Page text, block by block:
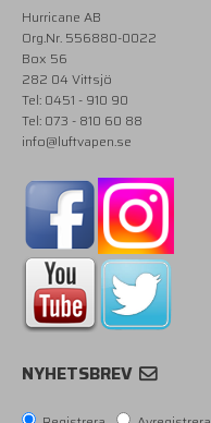
Hurricane AB
Org.Nr. 556880-0022
Box 56
282 04 Vittsjö
Tel: 0451 - 910 90
Tel: 073 - 810 60 88
info@luftvapen.se
NYHETSBREV